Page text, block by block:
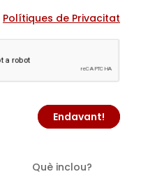
Polítiques de Privacitat
Endavant!
Què inclou?